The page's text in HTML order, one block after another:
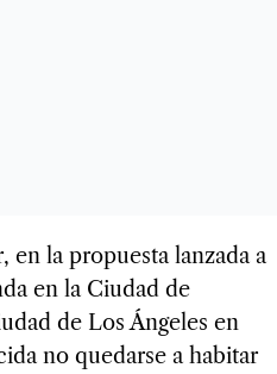
en la propuesta lanzada a
en la Ciudad de
de Los Ángeles en
no quedarse a habitar